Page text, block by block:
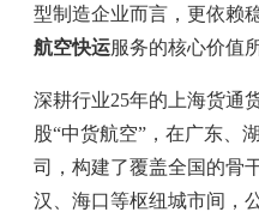
型制造企业而言，更依赖
航空快运服务的核心价值
深耕行业25年的上海货通
股“中货航空”，在广东、
司，构建了覆盖全国的骨
汉、海口等枢纽城市间，